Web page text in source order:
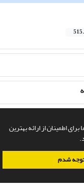
اطمینان از ارائه بهترین
شدممقاله